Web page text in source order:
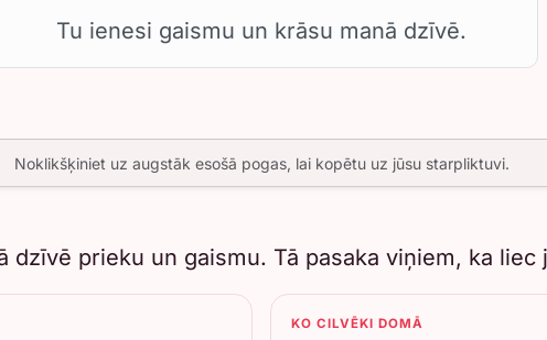
Tu ienesi gaismu un krāsu manā dzīvē.
Noklikšķiniet uz augstāk esošā pogas, lai kopētu uz jūsu starpliktuvi.
prieku un gaismu. Tā pasaka viņiem, ka
KO CILVĒKI DOMĀ